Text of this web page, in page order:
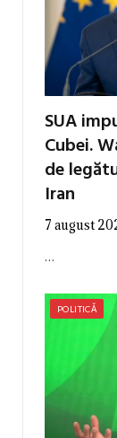
SUA
Cubei.
de
Iran
7 august
…
POLITICĂ